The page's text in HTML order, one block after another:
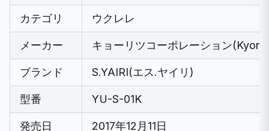
カテゴリ ウクレレ
メーカー キョーリツコーポレーション
ブランド S.YAIRI(エス.ヤイリ)
型番 YU-S-01K
発売日 2017年12月11日